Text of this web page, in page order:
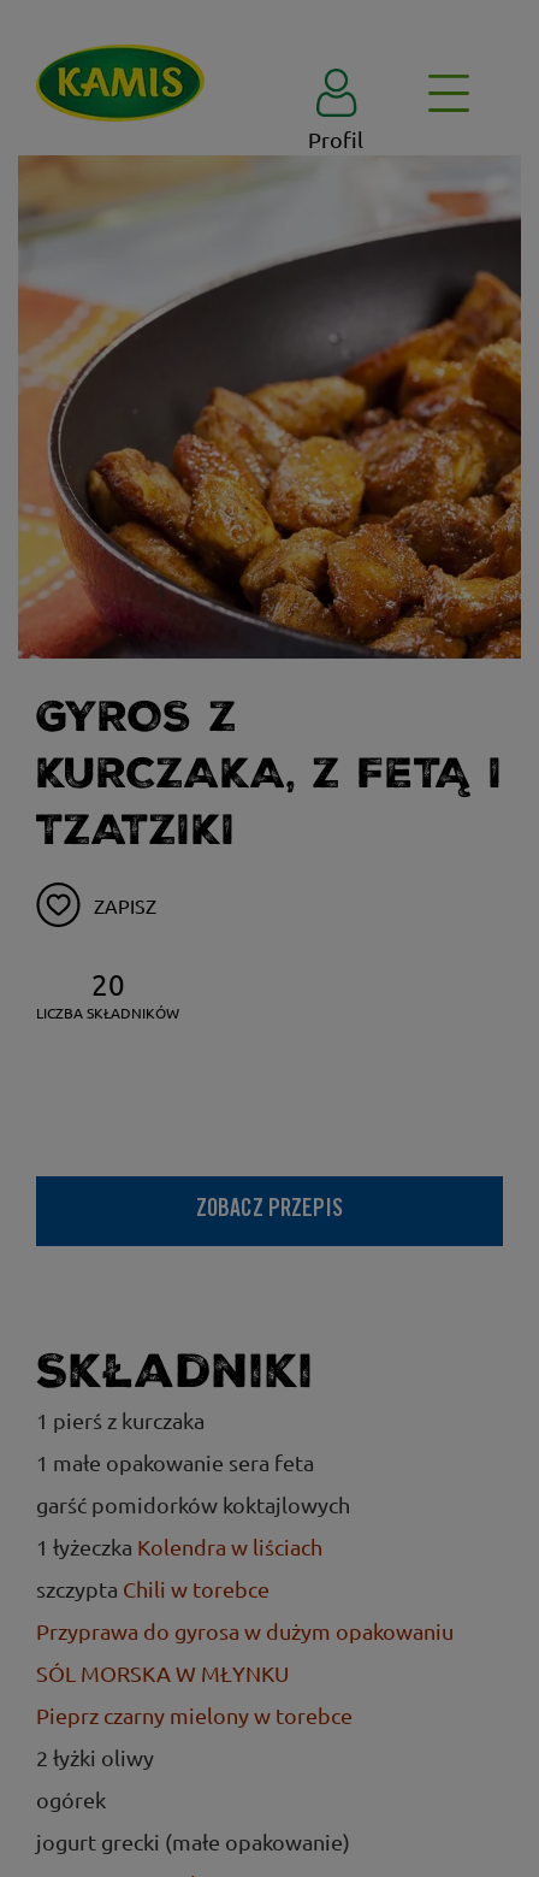
Profil
GYROS Z
KURCZAKA, Z FETĄ I
TZATZIKI
ZAPISZ
20
LICZBA SKŁADNIKÓW
ZOBACZ PRZEPIS
Składniki
1 pierś z kurczaka
1 małe opakowanie sera feta
garść pomidorków koktajlowych
1 łyżeczka Kolendra w liściach
szczypta Chili w torebce
Przyprawa do gyrosa w dużym opakowaniu
SÓL MORSKA W MŁYNKU
Pieprz czarny mielony w torebce
2 łyżki oliwy
ogórek
jogurt grecki (małe opakowanie)